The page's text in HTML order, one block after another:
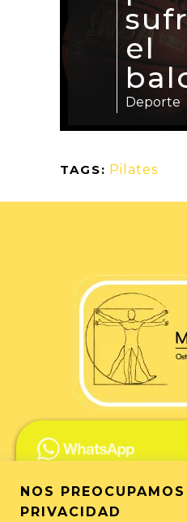
la
TAGS: Pilates
Miguel Peña |
Camino de Ronda, 46,
Teléfonos: 606 61 05 16
NOS
PRIVACIDAD
Hola... ¿en qué puedo